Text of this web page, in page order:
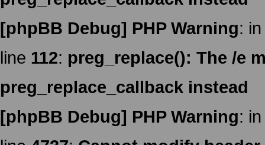
[phpBB Debug] PHP Warning:
line 112: preg_replace(): The /e
preg_replace_callback instead
[phpBB Debug] PHP Warning: